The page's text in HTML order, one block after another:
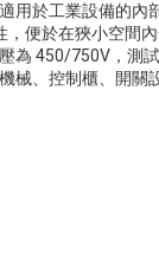
用於工業設備的
，便於在狹小空間
為 450/750V，測
械、控制櫃、開關